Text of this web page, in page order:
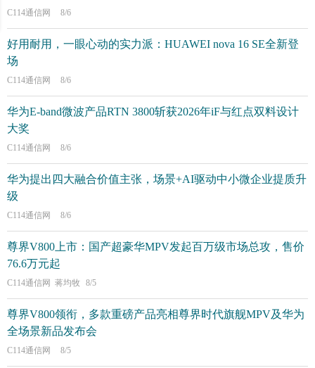
C114通信网 8/6
好用耐用，一眼心动的实力派：HUAWEI nova 16 SE全新登
场
C114通信网 8/6
华为E-band微波产品RTN 3800斩获2026年iF与红点双料设计
大奖
C114通信网 8/6
华为提出四大融合价值主张，场景+AI驱动中小微企业提质升
级
C114通信网 8/6
尊界V800上市：国产超豪华MPV发起百万级市场总攻，售价
76.6万元起
C114通信网 蒋均牧 8/5
尊界V800领衔，多款重磅产品亮相尊界时代旗舰MPV及华为
全场景新品发布会
C114通信网 8/5